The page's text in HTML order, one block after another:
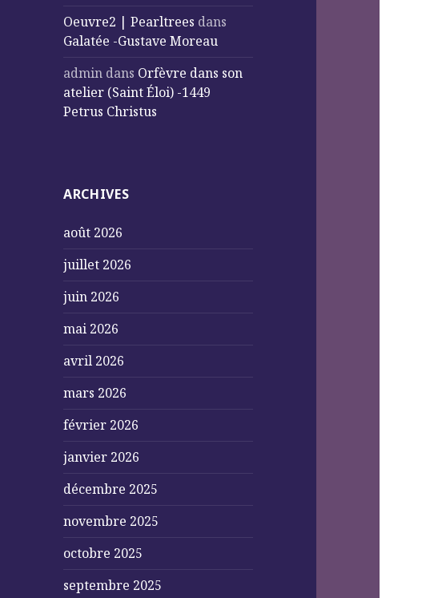
Oeuvre2 | Pearltrees dans
Galatée -Gustave Moreau
admin dans Orfèvre dans son
atelier (Saint Éloi) -1449
Petrus Christus
ARCHIVES
août 2026
juillet 2026
juin 2026
mai 2026
avril 2026
mars 2026
février 2026
janvier 2026
décembre 2025
novembre 2025
octobre 2025
septembre 2025